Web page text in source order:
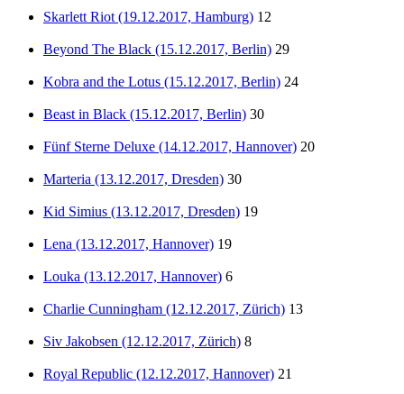
Skarlett Riot (19.12.2017, Hamburg) 12
Beyond The Black (15.12.2017, Berlin) 29
Kobra and the Lotus (15.12.2017, Berlin) 24
Beast in Black (15.12.2017, Berlin) 30
Fünf Sterne Deluxe (14.12.2017, Hannover) 20
Marteria (13.12.2017, Dresden) 30
Kid Simius (13.12.2017, Dresden) 19
Lena (13.12.2017, Hannover) 19
Louka (13.12.2017, Hannover) 6
Charlie Cunningham (12.12.2017, Zürich) 13
Siv Jakobsen (12.12.2017, Zürich) 8
Royal Republic (12.12.2017, Hannover) 21